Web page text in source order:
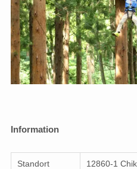
Information
Standort
12860-1